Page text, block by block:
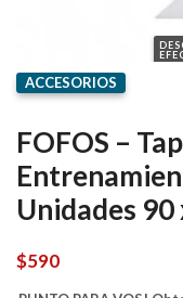
ACCESORIOS
FOFOS –
Unidades 90
$590